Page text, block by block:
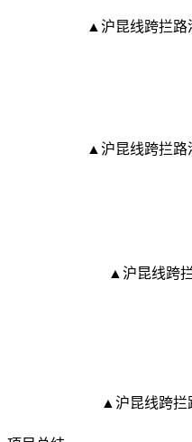
▲沪昆线跨拦路
▲沪昆线跨拦路
▲ 沪昆线跨
▲ 沪昆线跨拦